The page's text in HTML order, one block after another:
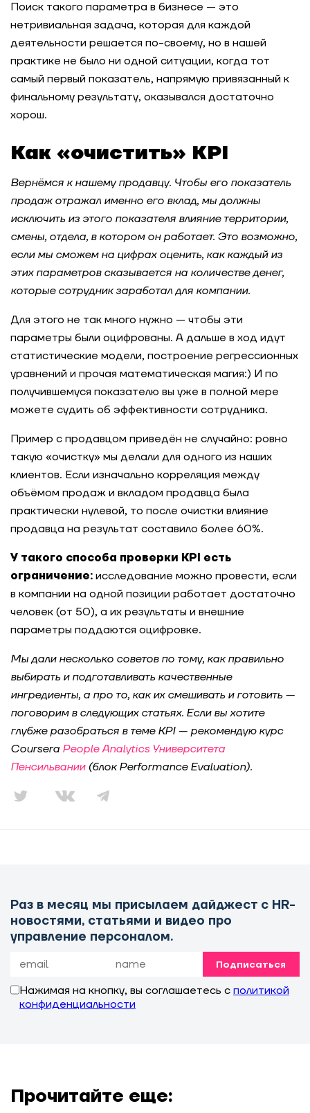
Поиск такого параметра в бизнесе — это
нетривиальная задача, которая для каждой
деятельности решается по-своему, но в нашей
практике не было ни одной ситуации, когда тот
самый первый показатель, напрямую привязанный к
финальному результату, оказывался достаточно
хорош.
Как «очистить» KPI
Вернёмся к нашему продавцу. Чтобы его показатель
продаж отражал именно его вклад, мы должны
исключить из этого показателя влияние территории,
смены, отдела, в котором он работает. Это возможно,
если мы сможем на цифрах оценить, как каждый из
этих параметров сказывается на количестве денег,
которые сотрудник заработал для компании.
Для этого не так много нужно — чтобы эти
параметры были оцифрованы. А дальше в ход идут
статистические модели, построение регрессионных
уравнений и прочая математическая магия:) И по
получившемуся показателю вы уже в полной мере
можете судить об эффективности сотрудника.
Пример с продавцом приведён не случайно: ровно
такую «очистку» мы делали для одного из наших
клиентов. Если изначально корреляция между
объёмом продаж и вкладом продавца была
практически нулевой, то после очистки влияние
продавца на результат составило более 60%.
У такого способа проверки KPI есть
ограничение: исследование можно провести, если
в компании на одной позиции работает достаточно
человек (от 50), а их результаты и внешние
параметры поддаются оцифровке.
Мы дали несколько советов по тому, как правильно
выбирать и подготавливать качественные
ингредиенты, а про то, как их смешивать и готовить —
поговорим в следующих статьях. Если вы хотите
глубже разобраться в теме KPI — рекомендую курс
Coursera People Analytics Университета
Пенсильвании(блок Performance Evaluation).
Раз в месяц мы присылаем дайджест с HR-
новостями, статьями и видео про
управление персоналом.
Подписаться
Нажимая на кнопку, вы соглашаетесь с политикой
конфиденциальности
Прочитайте еще: